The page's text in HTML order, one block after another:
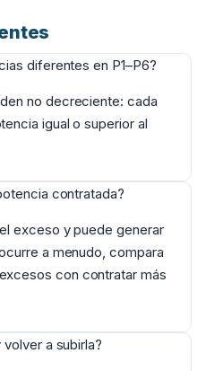
diferentes en P1–P6?
no decreciente: cada
igual o superior al
contratada?
exceso y puede generar
a menudo, compara
con contratar más
a subirla?